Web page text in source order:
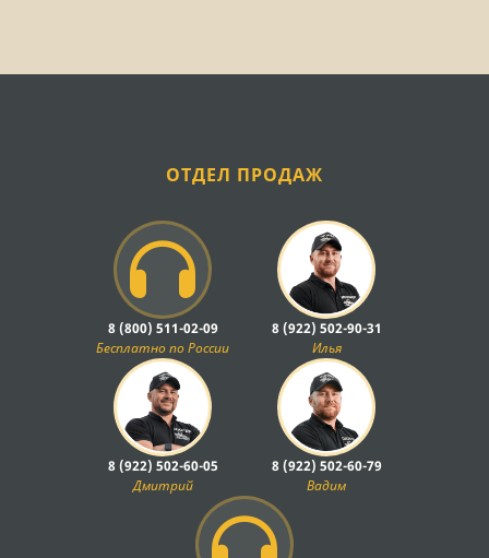
ОТДЕЛ ПРОДАЖ
8 (800) 511-02-09
Бесплатно по России
8 (922) 502-90-31
Илья
8 (922) 502-60-05
Дмитрий
8 (922) 502-60-79
Вадим